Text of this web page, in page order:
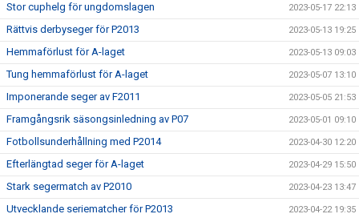
Stor cuphelg för ungdomslagen 2023-05-17 22:13
Rättvis derbyseger för P2013 2023-05-13 19:25
Hemmaförlust för A-laget 2023-05-13 09:03
Tung hemmaförlust för A-laget 2023-05-07 13:10
Imponerande seger av F2011 2023-05-05 21:53
Framgångsrik säsongsinledning av P07 2023-05-01 09:10
Fotbollsunderhållning med P2014 2023-04-30 12:20
Efterlängtad seger för A-laget 2023-04-29 15:50
Stark segermatch av P2010 2023-04-23 13:47
Utvecklande seriematcher för P2013 2023-04-22 19:35